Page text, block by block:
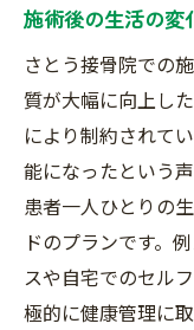
施術後の生活の変
さとう接骨院での
質が大幅に向上し
により制約されて
能になったという
患者一人ひとりの
ドのプランです。
スや自宅でのセル
極的に健康管理に